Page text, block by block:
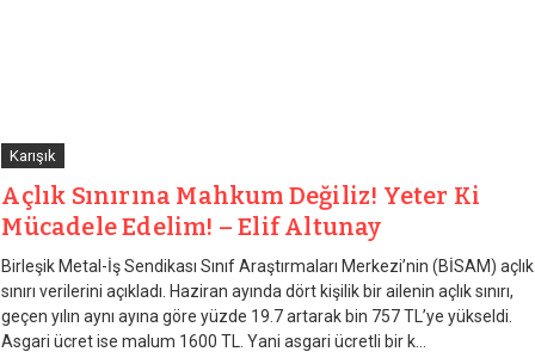
Karışık
Açlık Sınırına Mahkum Değiliz! Yeter Ki
Mücadele Edelim! – Elif Altunay
Birleşik Metal-İş Sendikası Sınıf Araştırmaları Merkezi’nin (BİSAM) açlık
sınırı verilerini açıkladı. Haziran ayında dört kişilik bir ailenin açlık sınırı,
geçen yılın aynı ayına göre yüzde 19.7 artarak bin 757 TL’ye yükseldi.
Asgari ücret ise malum 1600 TL. Yani asgari ücretli bir k...